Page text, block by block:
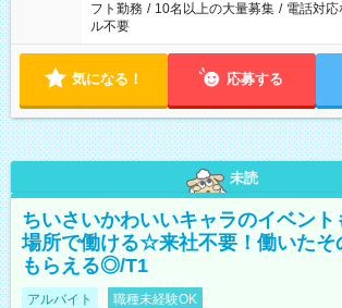
フト勤務 / 10名以上の大量募集 / 電話対応
ル不要
気になる！ 応募する
未読
ちいさいかわいいキャラのイベント
場所で働ける☆来社不要！働いたそ
もらえる◎/T1
アルバイト 職種未経験OK